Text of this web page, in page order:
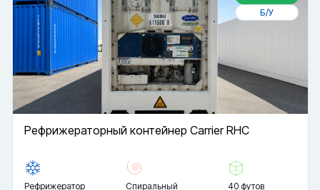
Б/У
Рефрижераторный контейнер Carrier RHC
Рефрижератор Спиральный 40 футов